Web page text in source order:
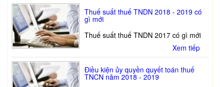
Thuế suất thuế TNDN 2018 - 2019 có
gì mới
Thuế suất thuế TNDN 2017 có gì mới
Xem tiếp
Điều kiện ủy quyền quyết toán thuế
TNCN năm 2018 - 2019